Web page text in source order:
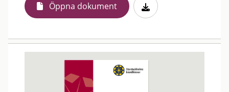
Öppna dokument